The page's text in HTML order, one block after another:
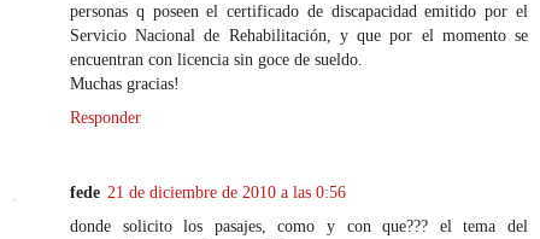
personas q poseen el certificado de discapacidad emitido por el
Servicio Nacional de Rehabilitación, y que por el momento se
encuentran con licencia sin goce de sueldo.
Muchas gracias!
Responder
fede 21 de diciembre de 2010 a las 0:56
donde solicito los pasajes, como y con que??? el tema del